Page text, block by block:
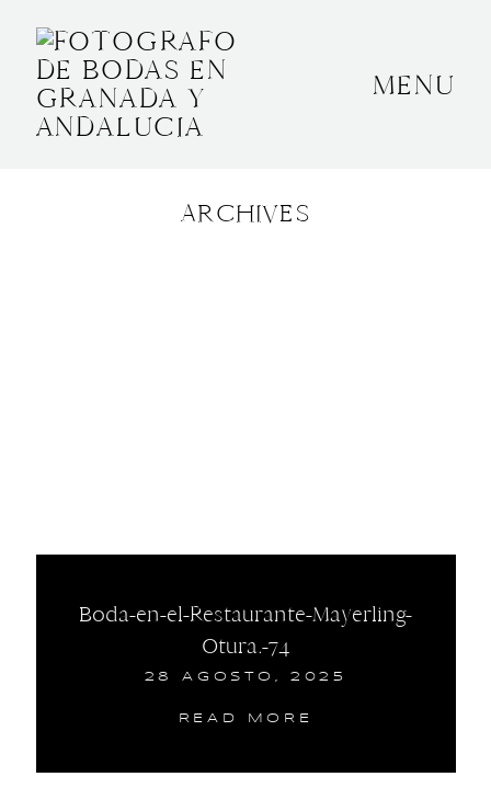
MENU
ARCHIVES
Boda-en-el-Restaurante-Mayerling-
Otura.-74
28 AGOSTO, 2025
READ MORE
BODAS